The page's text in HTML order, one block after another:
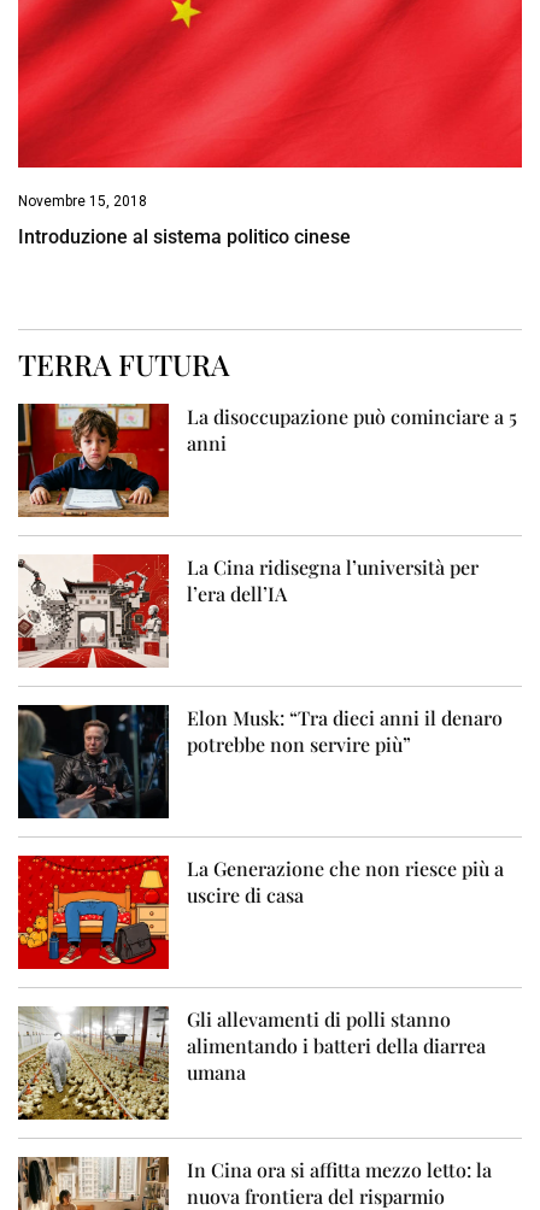
Novembre 15, 2018
Introduzione al sistema politico cinese
TERRA FUTURA
La disoccupazione può cominciare a 5
anni
La Cina ridisegna l’università per
l’era dell’IA
Elon Musk: “Tra dieci anni il denaro
potrebbe non servire più”
La Generazione che non riesce più a
uscire di casa
Gli allevamenti di polli stanno
alimentando i batteri della diarrea
umana
In Cina ora si affitta mezzo letto: la
nuova frontiera del risparmio